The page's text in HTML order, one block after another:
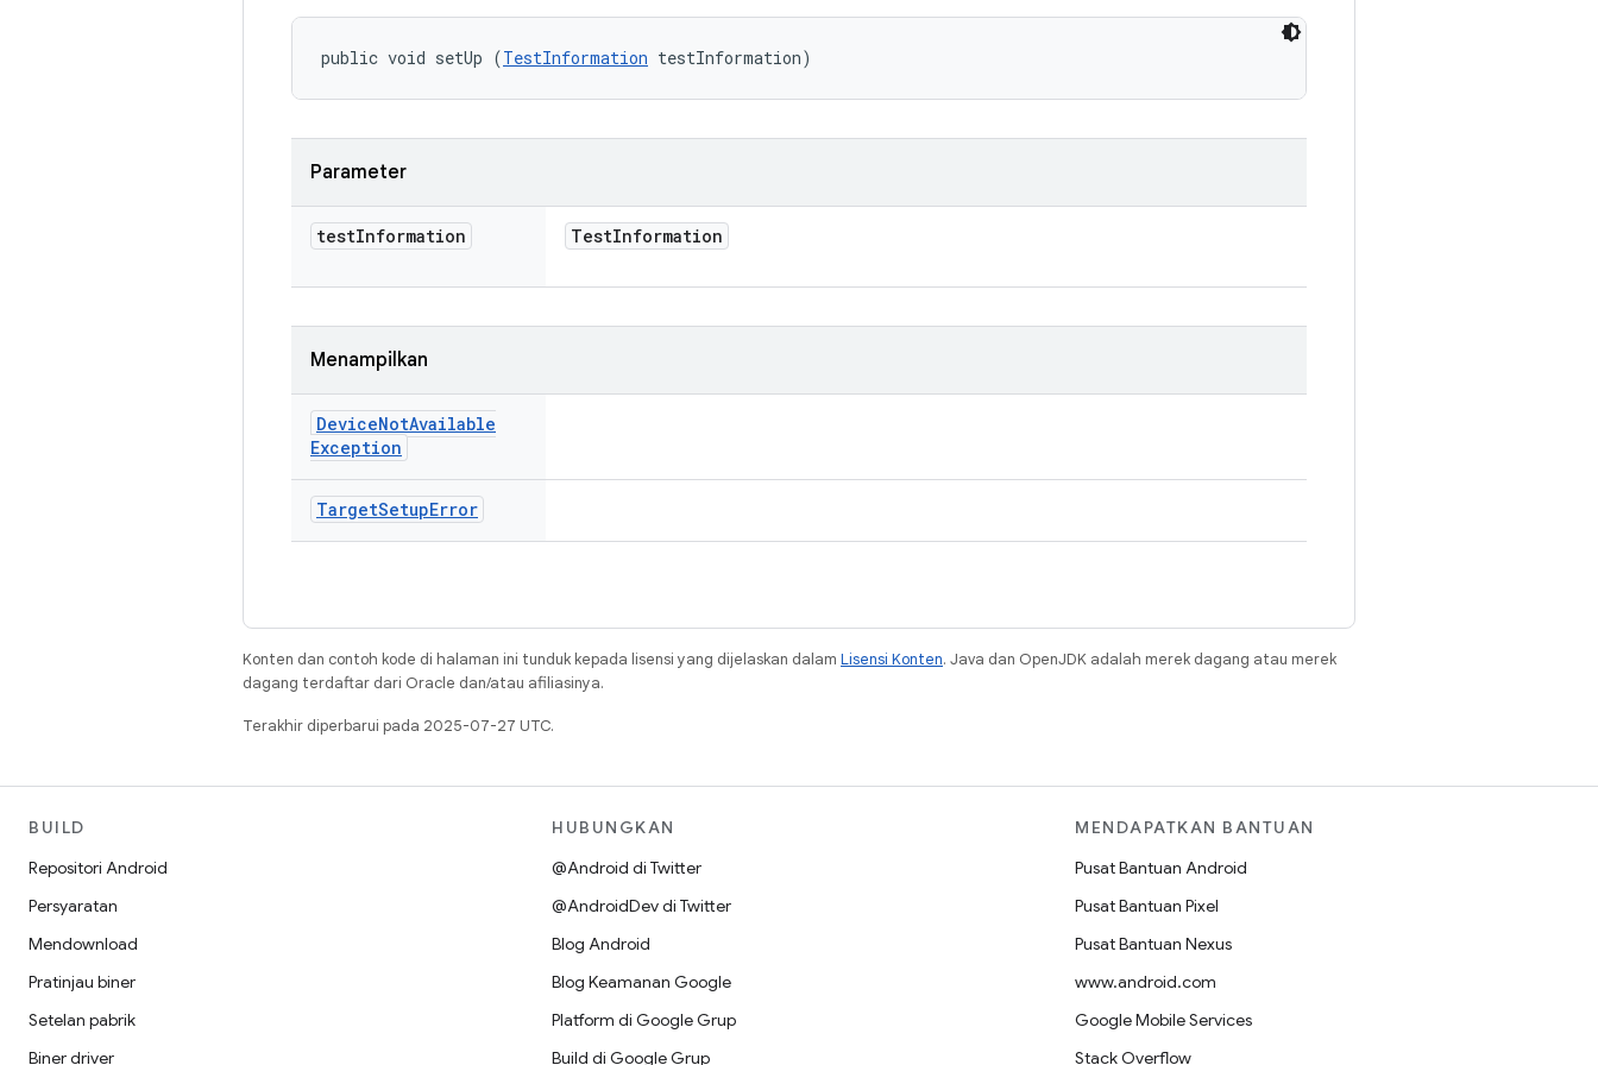
public void setUp (TestInformation testInformation)
Parameter
testInformation TestInformation
Menampilkan
DeviceNotAvailable
Exception
TargetSetupError
Konten dan contoh kode di halaman ini tunduk kepada lisensi yang dijelaskan dalam Lisensi Konten. Java dan OpenJDK adalah merek dagang atau merek
dagang terdaftar dari Oracle dan/atau afiliasinya.
Terakhir diperbarui pada 2025-07-27 UTC.
BUILD
Repositori Android
Persyaratan
Mendownload
Pratinjau biner
Setelan pabrik
Biner driver
HUBUNGKAN
@Android di Twitter
@AndroidDev di Twitter
Blog Android
Blog Keamanan Google
Platform di Google Grup
Build di Google Grup
MENDAPATKAN BANTUAN
Pusat Bantuan Android
Pusat Bantuan Pixel
Pusat Bantuan Nexus
www.android.com
Google Mobile Services
Stack Overflow